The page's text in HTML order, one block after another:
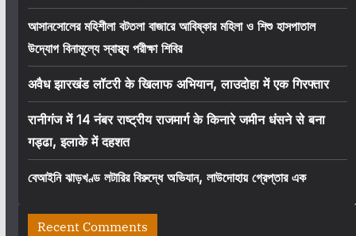
আসানসোলের মহিশীলা বটতলা বাজারে আবিষ্কার মহিলা ও শিশু হাসপাতাল
উদ্যোগ বিনামূল্যে স্বাস্থ্য পরীক্ষা শিবির
अवैध झारखंड लॉटरी के खिलाफ अभियान, लाउदोहा में एक गिरफ्तार
रानीगंज में 14 नंबर राष्ट्रीय राजमार्ग के किनारे जमीन धंसने से बना
गड्ढा, इलाके में दहशत
বেআইনি ঝাড়খণ্ড লটারির বিরুদ্ধে অভিযান, লাউদোহায় গ্রেপ্তার এক
Recent Comments